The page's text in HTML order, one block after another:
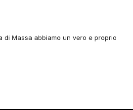
di Massa abbiamo un vero e proprio